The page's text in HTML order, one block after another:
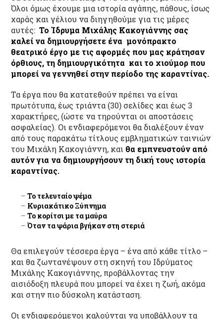
Όλοι όμως έχουμε μια ιστορία αγάπης, πάθους, ίσως
χαράς και γέλιου να διηγηθούμε για τις μέρες
αυτές:Το Ίδρυμα Μιχάλης Κακογιάννης σας
καλεί να δημιουργήσετε ένα μονόπρακτο
θεατρικό έργο με τις αφορμές που μας κράτησαν
όρθιους, τη δημιουργικότητα και το χιούμορ που
μπορεί να γεννηθεί στην περίοδο της καραντίνας.
Τα έργα που θα κατατεθούν πρέπει να είναι
πρωτότυπα, έως τριάντα (30) σελίδες και έως 3
χαρακτήρες, (ώστε να τηρούνται οι αποστάσεις
ασφαλείας). Οι ενδιαφερόμενοι θα διαλέξουν έναν
από τους παρακάτω τίτλους εμβληματικών ταινιών
του Μιχάλη Κακογιάννη, και θα εμπνευστούν από
αυτόν για να δημιουργήσουν τη δική τους ιστορία
καραντίνας.
Το τελευταίο ψέμα
Κυριακάτικο Ξύπνημα
Το κορίτσι με τα μαύρα
Όταν τα ψάρια βγήκαν στη στεριά
Θα επιλεγούν τέσσερα έργα – ένα από κάθε τίτλο –
και θα ζωντανέψουν στη σκηνή του Ιδρύματος
Μιχάλης Κακογιάννης, προβάλλοντας την
αισιόδοξη πλευρά που μπορεί να έχει η ζωή, ακόμα
και στην πιο δύσκολη κατάσταση.
Οι ενδιαφερόμενοι καλούνται να υποβάλλουν τα